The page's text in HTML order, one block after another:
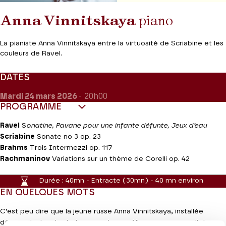
Anna Vinnitskayapiano
La pianiste Anna Vinnitskaya entre la virtuosité de Scriabine et les
couleurs de Ravel.
DATES
Mardi 24 mars 2026 - 20h00
PROGRAMME
Ravel Sonatine, Pavane pour une infante défunte, Jeux d’eau
Scriabine Sonate no 3 op. 23
Brahms Trois Intermezzi op. 117
Rachmaninov Variations sur un thème de Corelli op. 42
Durée : 40mn - Entracte (30mn) - 40 mn environ
EN QUELQUES MOTS
C’est peu dire que la jeune russe Anna Vinnitskaya, installée
désormais depuis plusieurs années en Allemagne, a grandi dans